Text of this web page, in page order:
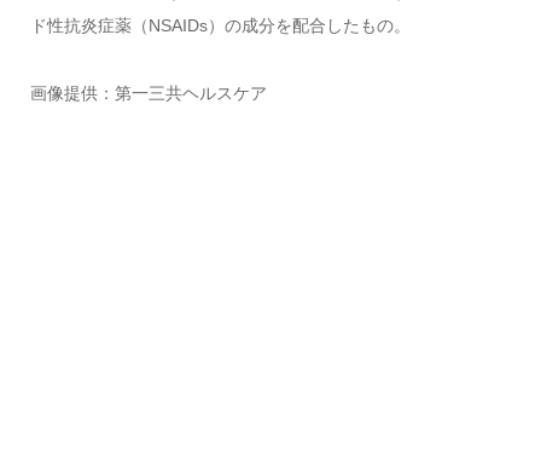
ド性抗炎症薬（NSAIDs）の成分を配合したもの。
画像提供：第一三共ヘルスケア